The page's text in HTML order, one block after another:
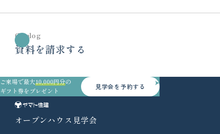
Catalog
資料を請求する
ご来場で最大10,000円分の
ギフト券をプレゼント
見学会を予約する
オープンハウス見学会